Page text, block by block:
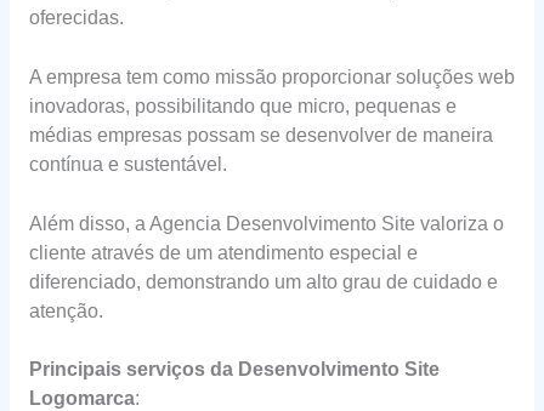
oferecidas.
A empresa tem como missão proporcionar soluções web
inovadoras, possibilitando que micro, pequenas e
médias empresas possam se desenvolver de maneira
contínua e sustentável.
Além disso, a Agencia Desenvolvimento Site valoriza o
cliente através de um atendimento especial e
diferenciado, demonstrando um alto grau de cuidado e
atenção.
Principais serviços da Desenvolvimento Site
Logomarca: